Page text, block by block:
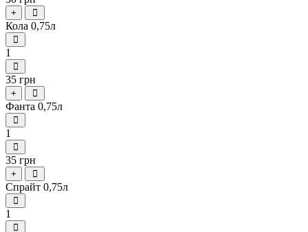
+
Кола 0,75л
1
35 грн
+
Фанта 0,75л
1
35 грн
+
Спрайт 0,75л
1